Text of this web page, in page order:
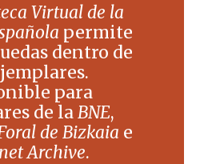
Virtual de la
permite
dentro de
para
de laBNE,
de Bizkaia e
Archive.